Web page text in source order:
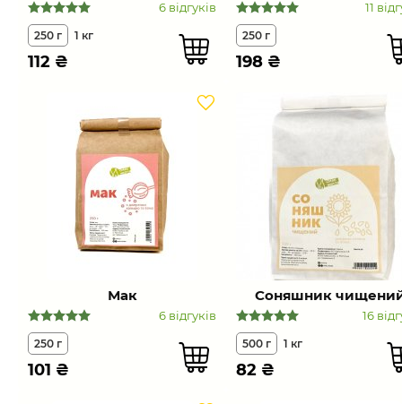
6 відгуків
250 г 1 кг
112 ₴
11
250 г
198 ₴
Мак
6 відгуків
250 г
101 ₴
Соняшник
16
500 г 1 кг
82 ₴